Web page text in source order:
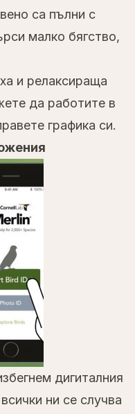
са пълни с
малко бягство,
и релаксираща
да работите в
графика си.
дигиталния
ни се случва